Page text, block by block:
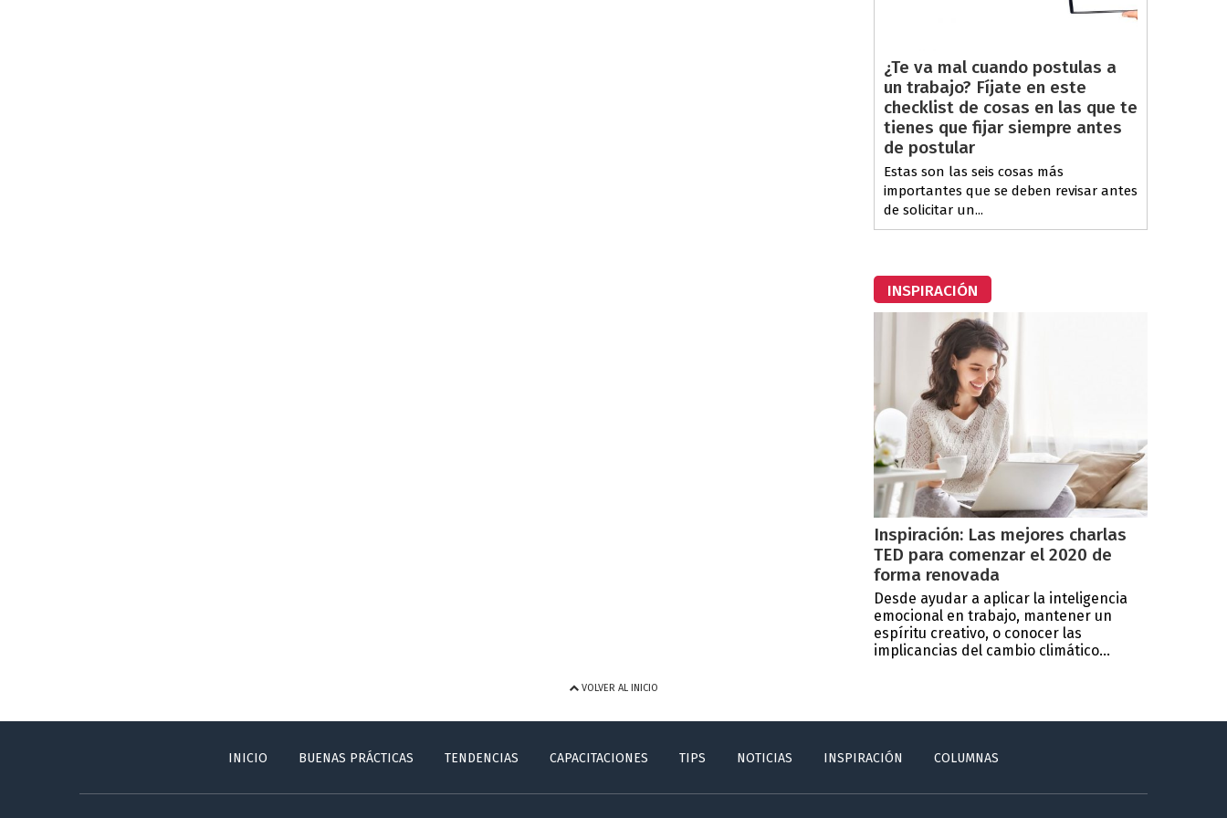
¿Te va mal cuando postulas a
un trabajo? Fíjate en este
checklist de cosas en las que te
tienes que fijar siempre antes
de postular
Estas son las seis cosas más
importantes que se deben revisar antes
de solicitar un...
INSPIRACIÓN
Inspiración: Las mejores charlas
TED para comenzar el 2020 de
forma renovada
Desde ayudar a aplicar la inteligencia
emocional en trabajo, mantener un
espíritu creativo, o conocer las
implicancias del cambio climático...
VOLVER AL INICIO
INICIO BUENAS PRÁCTICAS TENDENCIAS CAPACITACIONES TIPS NOTICIAS INSPIRACIÓN COLUMNAS